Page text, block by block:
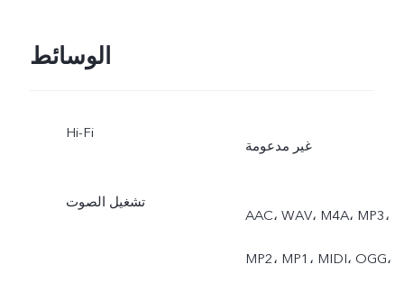
الوسائط
Hi-Fi
غير مدعومة
تشغيل الصوت
AAC، WAV، M4A، MP3،
MP2، MP1، MIDI، OGG،